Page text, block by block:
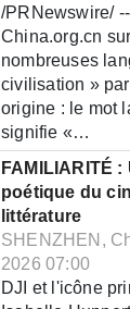
/PRNewswire/
China.org.cn
nombreuses
civilisation »
origine : le mot
signifie «…
FAMILIARITÉ
poétique du
littérature
SHENZHEN,
2026 07:00
DJI et l'icône